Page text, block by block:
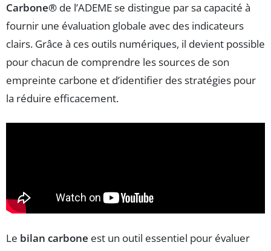
Carbone® de l’ADEME se distingue par sa capacité à
fournir une évaluation globale avec des indicateurs
clairs. Grâce à ces outils numériques, il devient possible
pour chacun de comprendre les sources de son
empreinte carbone et d’identifier des stratégies pour
la réduire efficacement.
Le bilan carbone est un outil essentiel pour évaluer